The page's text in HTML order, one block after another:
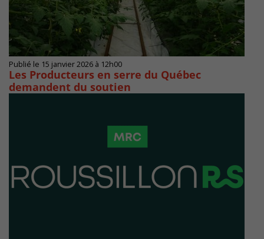
Publié le 15 janvier 2026 à 12h00
Les Producteurs en serre du Québec
demandent du soutien